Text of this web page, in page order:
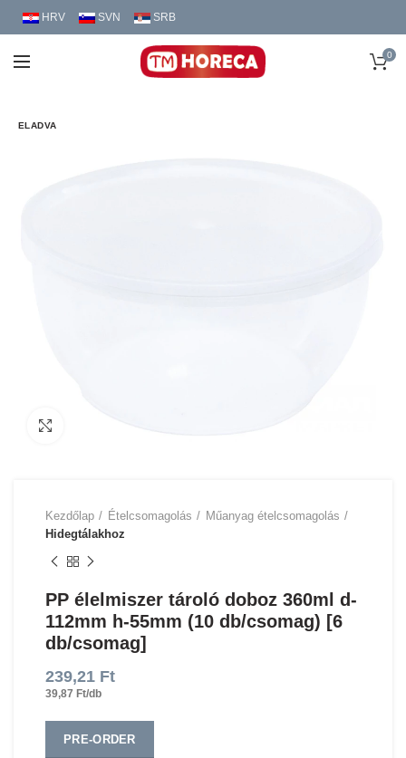
HRV SVN SRB
0
ELADVA
Kezdőlap Ételcsomagolás
Műanyag ételcsomagolás
Hidegtálakhoz
PP élelmiszer tároló doboz 360ml d-
112mm h-55mm (10 db/csomag) [6
db/csomag]
239,21 Ft
39,87 Ft/db
PRE-ORDER